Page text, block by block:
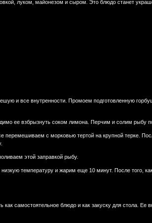
луком, майонезом и сыром. Это блюдо станет
и все внутренности. Промоем подготовленную
ее взбрызнуть соком лимона. Перчим и солим рыбу
с морковью тертой на крупной терке.
этой заправкой рыбу.
температуру и жарим еще 10 минут. После того, как
самостоятельное блюдо и как закуску для стола. Ее